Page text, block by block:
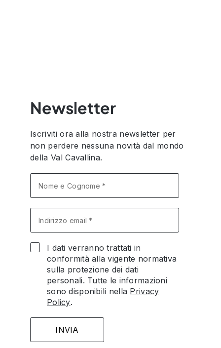
Newsletter
Iscriviti ora alla nostra newsletter per
non perdere nessuna novità dal mondo
della Val Cavallina.
I dati verranno trattati in
conformità alla vigente normativa
sulla protezione dei dati
personali. Tutte le informazioni
sono disponibili nella Privacy
Policy.